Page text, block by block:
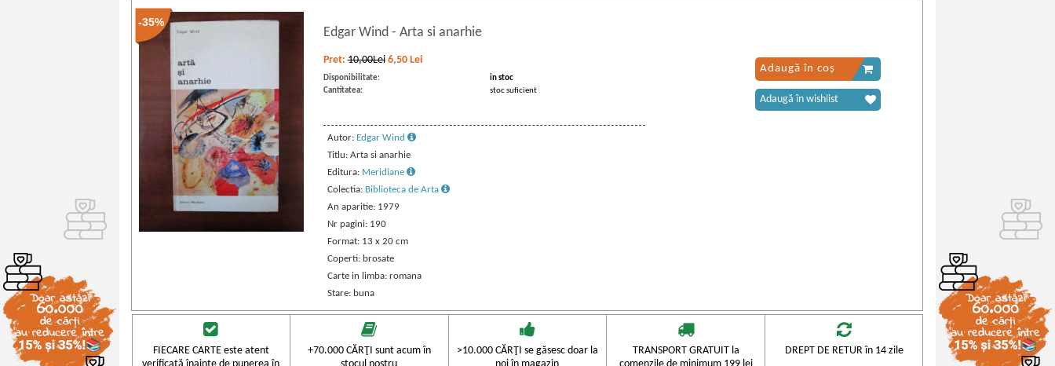
-35%
Edgar Wind - Arta si anarhie
Pret:10,00Lei 6,50 Lei
Disponibilitate:
in stoc
Cantitatea:
stoc suficient
Autor: Edgar Wind
Titlu: Arta si anarhie
Editura: Meridiane
Colectia: Biblioteca de Arta
An aparitie: 1979
Nr pagini: 190
Format: 13 x 20 cm
Coperti: brosate
Carte in limba: romana
Stare: buna
Adaugă în coș
Adaugă în wishlist
FIECARE CARTE este atent
+70.000 CĂRŢI sunt acum în
>10.000 CĂRŢI se găsesc doar la
TRANSPORT GRATUIT la
DREPT DE RETUR în 14 zile